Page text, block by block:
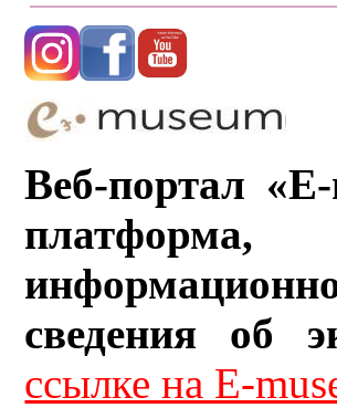
Веб-портал
сведения об
ссылке на E-